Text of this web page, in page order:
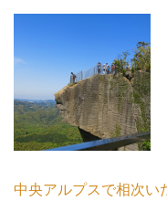
中央アルプスで相次い